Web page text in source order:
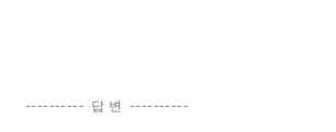
---------- 답 변 ----------